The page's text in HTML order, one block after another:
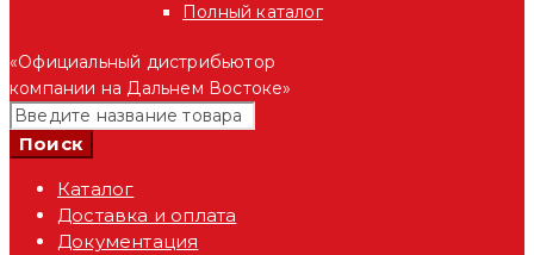
Полный каталог
«Официальный дистрибьютор
компании на Дальнем Востоке»
Каталог
Доставка и оплата
Документация